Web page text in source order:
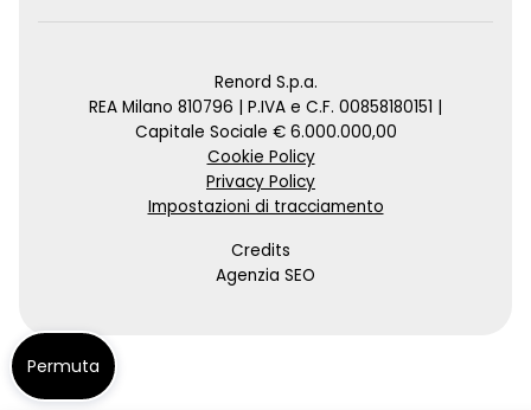
Renord S.p.a.
REA Milano 810796 | P.IVA e C.F. 00858180151 |
Capitale Sociale € 6.000.000,00
Cookie Policy
Privacy Policy
Impostazioni di tracciamento
Credits
Agenzia SEO
Permuta